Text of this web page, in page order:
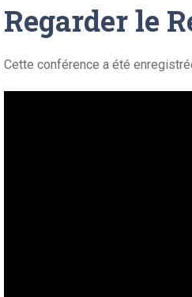
Regarder le
Cette conférence a été